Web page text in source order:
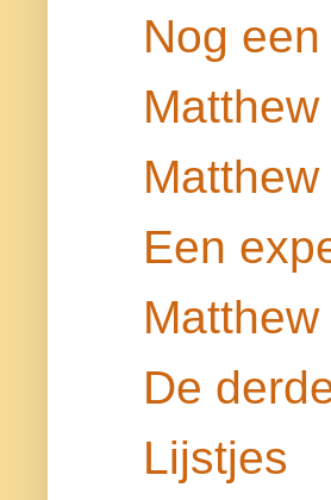
Nog
Een
De
Lijstjes